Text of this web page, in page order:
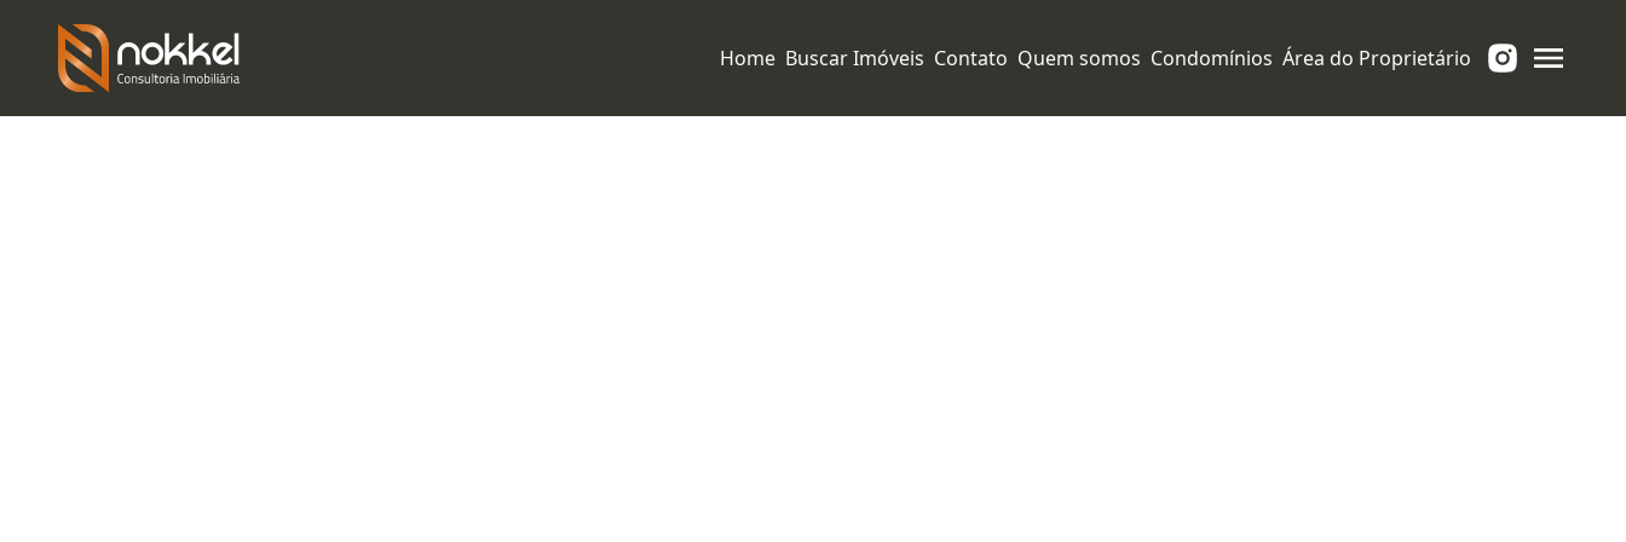
Home Buscar Imóveis Contato Quem somos Condomínios Área do Proprietário